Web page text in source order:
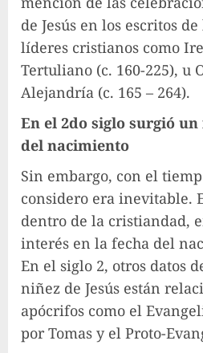
de Jesús en los escritos
líderes cristianos como
Tertuliano (c. 160-225), u
Alejandría (c. 165 – 264).
En el 2do siglo surgió
del nacimiento
Sin embargo, con el
considero era inevitable.
dentro de la cristiandad,
interés en la fecha del
En el siglo 2, otros datos
niñez de Jesús están
apócrifos como el
por Tomas y el Proto-